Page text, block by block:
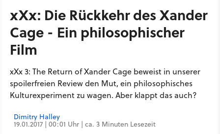
xXx: Die Rückkehr des Xander
Cage - Ein philosophischer
Film
xXx 3: The Return of Xander Cage beweist in unserer
spoilerfreien Review den Mut, ein philosophisches
Kulturexperiment zu wagen. Aber klappt das auch?
Dimitry Halley
19.01.2017 | 00:01 Uhr | ca. 3 Minuten Lesezeit